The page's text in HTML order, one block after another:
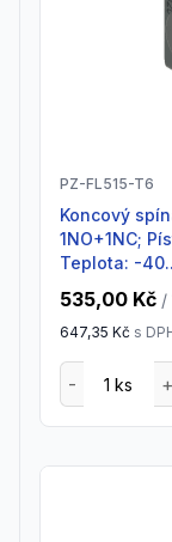
PZ-FL515-T6
Koncový spínač s čepem a rolnou_PG 13,5; Kov;
1NO+1NC;
Teplota: -
535,00 Kč /
647,35 Kč s